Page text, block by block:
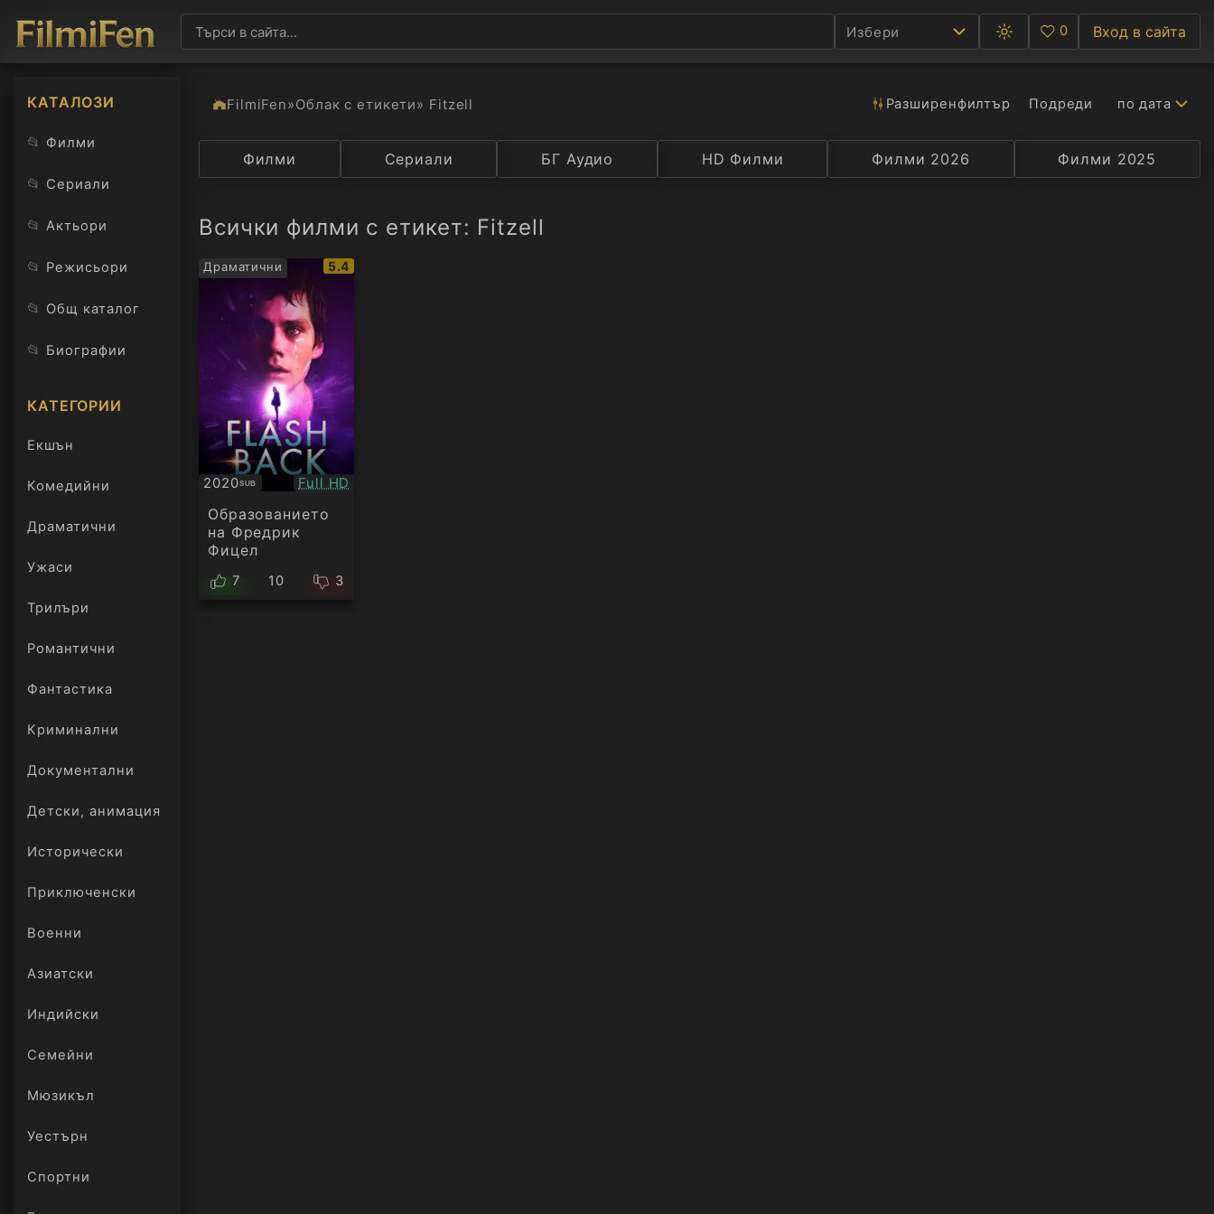
Избери
Превключване
между
светла
Любими
0 Вход в сайта
КАТАЛОЗИ
📂 Филми
📂 Сериали
📂 Актьори
📂 Режисьори
📂 Общ каталог
📂 Биографии
КАТЕГОРИИ
Екшън
Комедийни
Драматични
Ужаси
Трилъри
онлайн
Романтични
Фантастика
Криминални
Документални
Детски, анимация
Исторически
Приключенски
Военни
Азиатски
Индийски
Семейни
Мюзикъл
Уестърн
Спортни
FilmiFen»Облак с етикети» Fitzell Разширенфилтър Подреди по дата
Категория Държава Рейтинг Селекция Превод Актьор
Филми Сериали БГ Аудио HD Филми Филми 2026 Филми 2025
Всички филми с етикет: Fitzell
Драматични
IMDb
5.4
2020SUB
Субтитри Качество:
Full HD
Образованието
на Фредрик
Фицел
7 10 3